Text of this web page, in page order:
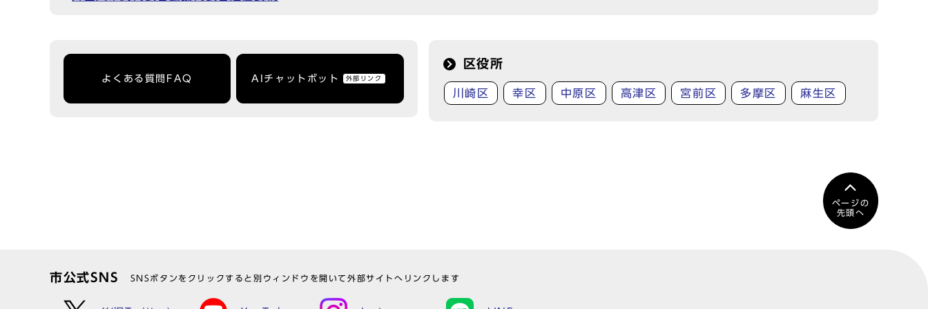
よくある質問FAQ AIチャットボット 外部リンク
区役所
川崎区 幸区 中原区 高津区 宮前区 多摩区 麻生区
ページの
先頭へ
市公式SNS SNSボタンをクリックすると別ウィンドウを開いて外部サイトへリンクします